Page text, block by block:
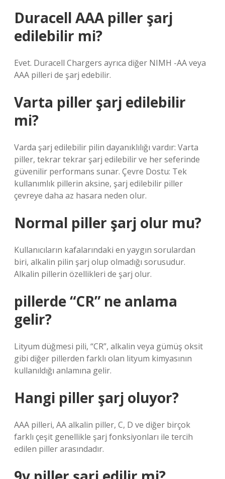
Duracell AAA piller şarj
edilebilir mi?
Evet. Duracell Chargers ayrıca diğer NIMH -AA veya
AAA pilleri de şarj edebilir.
Varta piller şarj edilebilir
mi?
Varda şarj edilebilir pilin dayanıklılığı vardır: Varta
piller, tekrar tekrar şarj edilebilir ve her seferinde
güvenilir performans sunar. Çevre Dostu: Tek
kullanımlık pillerin aksine, şarj edilebilir piller
çevreye daha az hasara neden olur.
Normal piller şarj olur mu?
Kullanıcıların kafalarındaki en yaygın sorulardan
biri, alkalin pilin şarj olup olmadığı sorusudur.
Alkalin pillerin özellikleri de şarj olur.
pillerde “CR” ne anlama
gelir?
Lityum düğmesi pili, “CR”, alkalin veya gümüş oksit
gibi diğer pillerden farklı olan lityum kimyasının
kullanıldığı anlamına gelir.
Hangi piller şarj oluyor?
AAA pilleri, AA alkalin piller, C, D ve diğer birçok
farklı çeşit genellikle şarj fonksiyonları ile tercih
edilen piller arasındadır.